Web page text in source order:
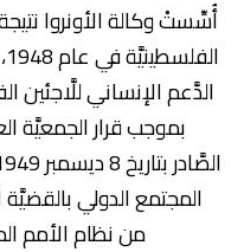
أُسِّستْ وكالة الأونروا
الدَّعم الإنساني للَّاجئين
بموجب قرار الجمعيَّة
المجتمع الدولي
من نظام الأمم